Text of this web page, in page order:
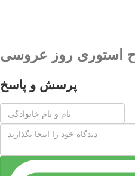
استوری روز عروسی
پرسش و پاسخ